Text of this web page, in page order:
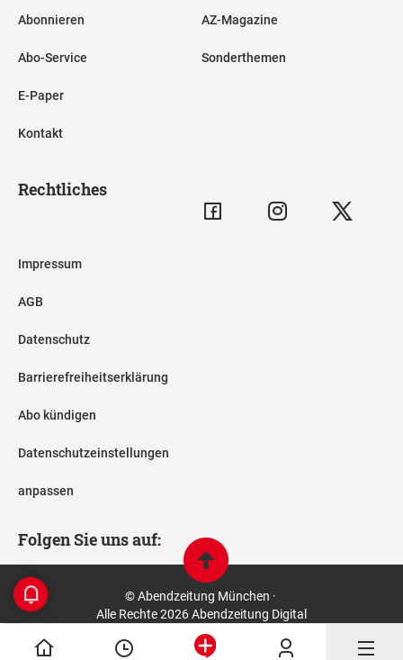
Abonnieren
Abo-Service
E-Paper
Kontakt
AZ-Magazine
Sonderthemen
Rechtliches
Impressum
AGB
Datenschutz
Barrierefreiheitserklärung
Abo kündigen
Datenschutzeinstellungen
anpassen
Folgen Sie uns auf:
© Abendzeitung München ·
Alle Rechte 2026 Abendzeitung Digital